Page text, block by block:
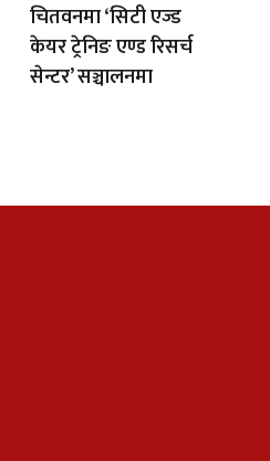
चितवनमा ‘सिटी एज्ड
केयर ट्रेनिङ एण्ड रिसर्च
सेन्टर’ सञ्चालनमा